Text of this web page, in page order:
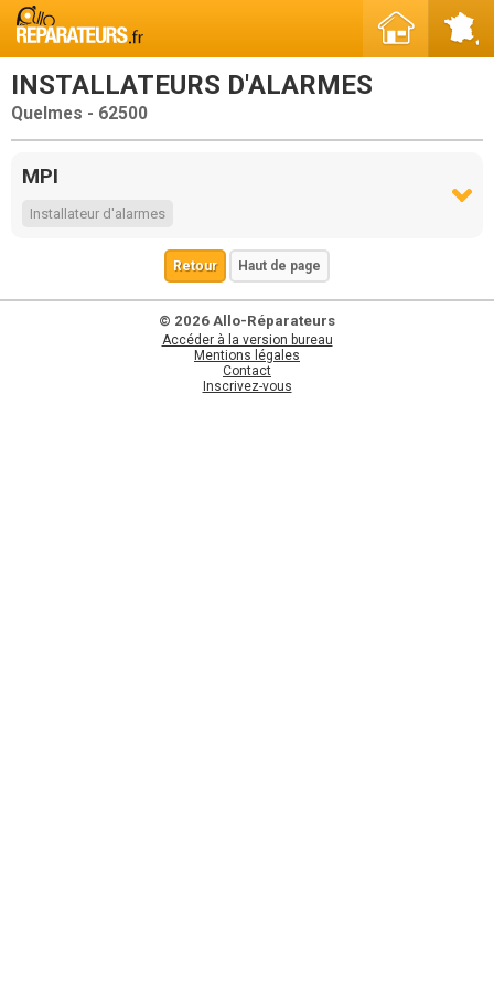
INSTALLATEURS D'ALARMES
Quelmes - 62500
MPI
Installateur d'alarmes
Retour Haut de page
© 2026 Allo-Réparateurs
Accéder à la version bureau
Mentions légales
Contact
Inscrivez-vous